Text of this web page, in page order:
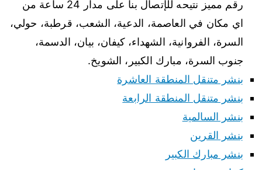
رقم مميز نتيحه للإتصال بنا على مدار 24 ساعة من
اي مكان في العاصمة، الدعية، الشعب، قرطبة، حولي،
السرة، الفروانية، الشهداء، كيفان، بيان، الدسمة،
جنوب السرة، مبارك الكبير، الشويخ.
بنشر متنقل المنطقة العاشرة
بنشر متنقل المنطقة الرابعة
بنشر السالمية
بنشر القرين
بنشر مبارك الكبير